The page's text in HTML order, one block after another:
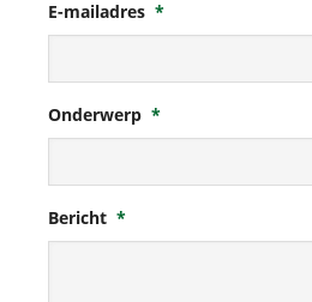
E-mailadres *
Onderwerp *
Bericht *